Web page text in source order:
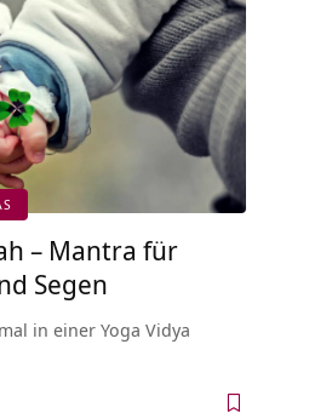
– Mantra für
Segen
in einer Yoga Vidya